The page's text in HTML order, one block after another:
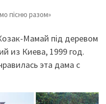
пісню разом»
Мамай під деревом
из Киева, 1999 год.
эта дама с